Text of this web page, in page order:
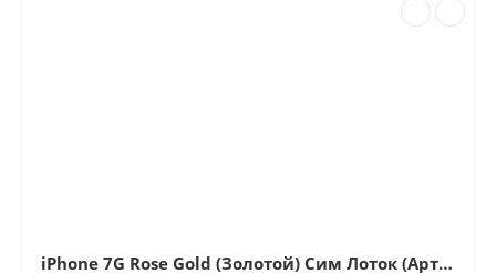
iPhone 7G Rose Gold (Золотой) Сим Лоток (Артик.ГС-763)